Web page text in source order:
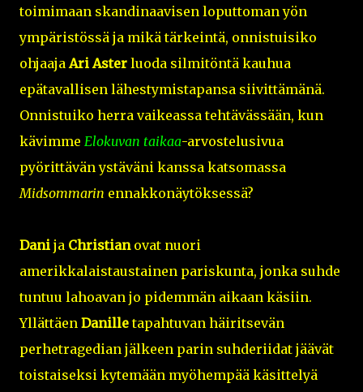
toimimaan skandinaavisen loputtoman yön
ympäristössä ja mikä tärkeintä, onnistuisiko
ohjaajaAri Aster luoda silmitöntä kauhua
epätavallisen lähestymistapansa siivittämänä.
Onnistuiko herra vaikeassa tehtävässään, kun
kävimme Elokuvan taikaa-arvostelusivua
pyörittävän ystäväni kanssa katsomassa
Midsommarin ennakkonäytöksessä?
Dani ja Christianovat nuori
amerikkalaistaustainen pariskunta, jonka suhde
tuntuu lahoavan jo pidemmän aikaan käsiin.
Yllättäen Danilletapahtuvan häiritsevän
perhetragedian jälkeen parin suhderiidat jäävät
toistaiseksi kytemään myöhempää käsittelyä